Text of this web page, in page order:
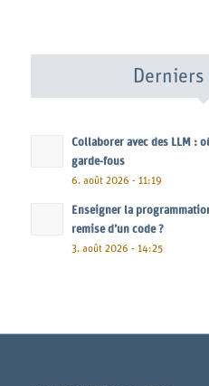
Collaborer avec des LLM :
garde-fous
6. août 2026 - 11:19
Enseigner la
remise d’un code ?
3. août 2026 - 14:25